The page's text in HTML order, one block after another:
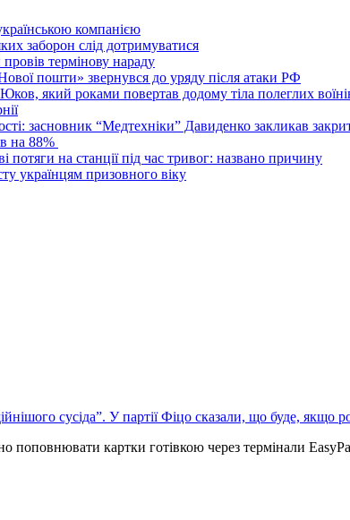
компанією
заборон слід дотримуватися
термінову нараду
пошти» звернувся до уряду після атаки РФ
який роками повертав додому тіла полеглих
засновник “Медтехніки” Давиденко закликав
на 88%
потяги на станції під час тривог: названо причину
українцям призовного віку
сусіда”. У партії Фіцо сказали, що буде, якщо
поповнювати картки готівкою через термінали